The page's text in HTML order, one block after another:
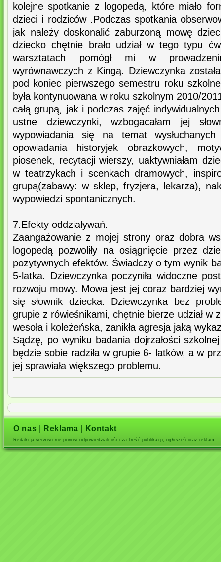
kolejne spotkanie z logopedą, które miało
dzieci i rodziców .Podczas spotkania
jak należy doskonalić zaburzoną mowę
dziecko chętnie brało udział w tego typu
warsztatach pomógł mi w
wyrównawczych z Kingą. Dziewczynka
pod koniec pierwszego semestru roku
była kontynuowana w roku szkolnym 2010/
całą grupą, jak i podczas zajęć
ustne dziewczynki, wzbogacałam jej
wypowiadania się na temat
opowiadania historyjek obrazkowych,
piosenek, recytacji wierszy, uaktywniałam
w teatrzykach i scenkach dramowych,
grupą(zabawy: w sklep, fryzjera, lekarza),
wypowiedzi spontanicznych.
7.Efekty oddziaływań.
Zaangażowanie z mojej strony oraz dobra
logopedą pozwoliły na osiągnięcie przez
pozytywnych efektów. Świadczy o tym wynik
5-latka. Dziewczynka poczyniła widoczne
rozwoju mowy. Mowa jest jej coraz bardziej
się słownik dziecka. Dziewczynka bez
grupie z rówieśnikami, chętnie bierze udział w
wesoła i koleżeńska, zanikła agresja jaką
Sądzę, po wyniku badania dojrzałości
będzie sobie radziła w grupie 6- latków, a w
jej sprawiała większego problemu.
O nas Reklama Kontakt
Redakcja serwisu nie ponosi odpowiedzialności za treść publikacji, ogłoszeń oraz reklam.